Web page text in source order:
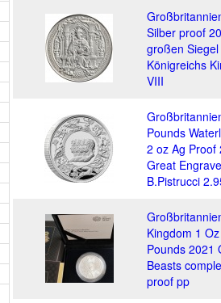
Silber proof
großen
Königreichs
VIII
Pounds
2 oz Ag Proof
Great
B.Pistrucci
Kingdom 1
Pounds 2021
Beasts
proof pp